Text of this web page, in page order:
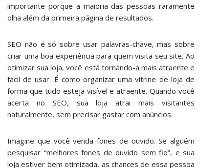
importante porque a maioria das pessoas raramente
olha além da primeira página de resultados.
SEO não é só sobre usar palavras-chave, mas sobre
criar uma boa experiência para quem visita seu site. Ao
otimizar sua loja, você está tornando-a mais atraente e
fácil de usar. É como organizar uma vitrine de loja de
forma que tudo esteja visível e atraente. Quando você
acerta no SEO, sua loja atrai mais visitantes
naturalmente, sem precisar gastar com anúncios.
Imagine que você venda fones de ouvido. Se alguém
pesquisar “melhores fones de ouvido sem fio”, e sua
loja estiver bem otimizada, as chances de essa pessoa